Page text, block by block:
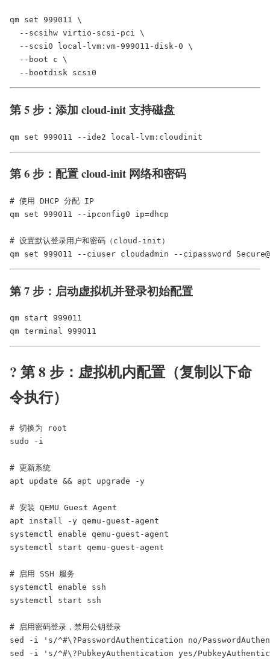
qm set 999011 \
  --scsihw virtio-scsi-pci \
  --scsi0 local-lvm:vm-999011-disk-0 \
  --boot c \
第 5 步：添加 cloud-init 支持磁盘
第 6 步：配置 cloud-init 网络和密码
# 使用 DHCP 分配 IP
qm set 999011 --ipconfig0 ip=dhcp
# 设置默认登录用户和密码（cloud-init）
第 7 步：启动虚拟机并登录初始配置
qm start 999011
? 第 8 步：虚拟机内配置（复制以下命
令执行）
# 切换为 root
sudo -i
# 更新系统
apt update && apt upgrade -y
# 安装 QEMU Guest Agent
apt install -y qemu-guest-agent
systemctl enable qemu-guest-agent
systemctl start qemu-guest-agent
# 启用 SSH 服务
systemctl enable ssh
systemctl start ssh
# 启用密码登录，禁用公钥登录
sed -i 's/^#\?PasswordAuthentication no/
sed -i 's/^#\?PubkeyAuthentication yes/